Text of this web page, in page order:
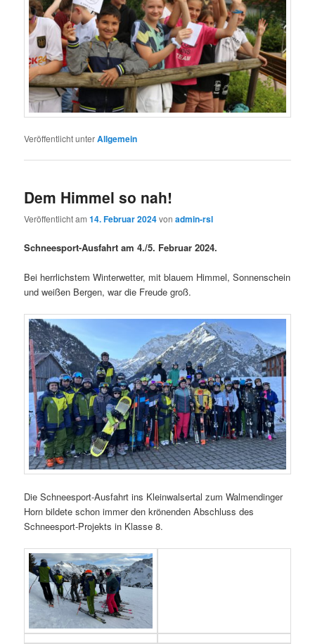
Veröffentlicht unterAllgemein
Dem Himmel so nah!
Veröffentlicht am14. Februar 2024vonadmin-rsl
Schneesport-Ausfahrt am 4./5. Februar 2024.
Bei herrlichstem Winterwetter, mit blauem Himmel, Sonnenschein
und weißen Bergen, war die Freude groß.
Die Schneesport-Ausfahrt ins Kleinwalsertal zum Walmendinger
Horn bildete schon immer den krönenden Abschluss des
Schneesport-Projekts in Klasse 8.